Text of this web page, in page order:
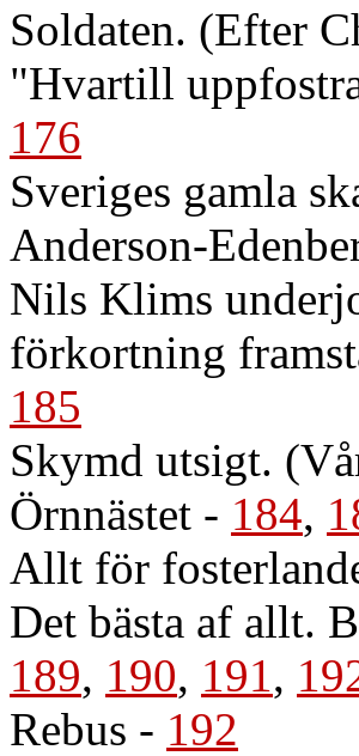
Soldaten. (Efter
"Hvartill
176
Sveriges gamla
Anderson-
Nils Klims
förkortning
185
Skymd utsigt.
Örnnästet - 184,
Allt för
Det bästa af allt.
189, 190, 191,
Rebus - 192